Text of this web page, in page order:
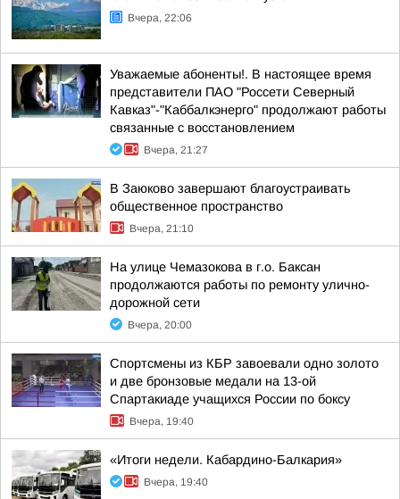
Вчера, 22:06
Уважаемые абоненты!. В настоящее время
представители ПАО "Россети Северный
Кавказ"-"Каббалкэнерго" продолжают работы
связанные с восстановлением
Вчера, 21:27
В Заюково завершают благоустраивать
общественное пространство
Вчера, 21:10
На улице Чемазокова в г.о. Баксан
продолжаются работы по ремонту улично-
дорожной сети
Вчера, 20:00
Спортсмены из КБР завоевали одно золото
и две бронзовые медали на 13-ой
Спартакиаде учащихся России по боксу
Вчера, 19:40
«Итоги недели. Кабардино-Балкария»
Вчера, 19:40